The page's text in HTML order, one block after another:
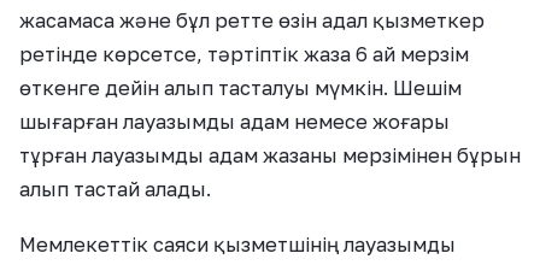
жасамаса және бұл ретте өзін адал қызметкер
ретінде көрсетсе, тәртіптік жаза 6 ай мерзім
өткенге дейін алып тасталуы мүмкін. Шешім
шығарған лауазымды адам немесе жоғары
тұрған лауазымды адам жазаны мерзімінен бұрын
алып тастай алады.
Мемлекеттік саяси қызметшінің лауазымды